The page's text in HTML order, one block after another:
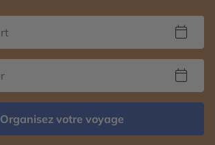
Organisez votre voyage